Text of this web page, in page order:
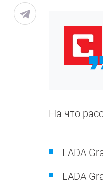
На что
LADA
LADA